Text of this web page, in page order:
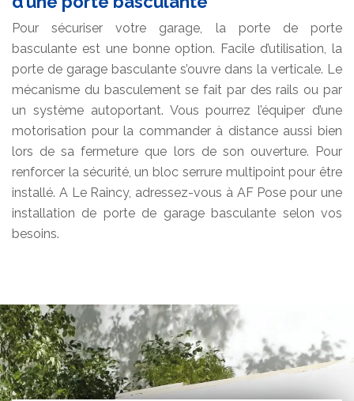
Pour sécuriser votre garage, la porte de porte
basculante est une bonne option. Facile d’utilisation, la
porte de garage basculante s’ouvre dans la verticale. Le
mécanisme du basculement se fait par des rails ou par
un système autoportant. Vous pourrez l’équiper d’une
motorisation pour la commander à distance aussi bien
lors de sa fermeture que lors de son ouverture. Pour
renforcer la sécurité, un bloc serrure multipoint pour être
installé. A Le Raincy, adressez-vous à AF Pose pour une
installation de porte de garage basculante selon vos
besoins.